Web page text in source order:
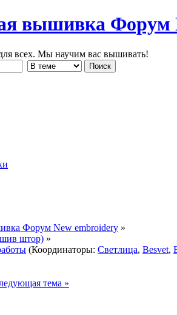
всех. Мы научим вас вышивать!
Форум New embroidery »
штор) »
(Координаторы: Светлица, Besvet,
тема »